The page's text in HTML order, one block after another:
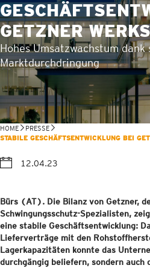
GETZNER
Hohes Umsatzwachstum
Marktdurchdringung
HOME
PRESSE
STABILE GESCHÄFTSENTWICKLUNG BEI
12.04.23
Bürs (AT). Die Bilanz von Getzner,
Schwingungsschutz-Spezialisten,
eine stabile Geschäftsentwicklung:
Lieferverträge mit den
Lagerkapazitäten konnte das
durchgängig beliefern, sondern auch